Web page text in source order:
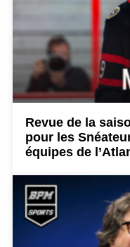
Revue de la
pour les
équipes de